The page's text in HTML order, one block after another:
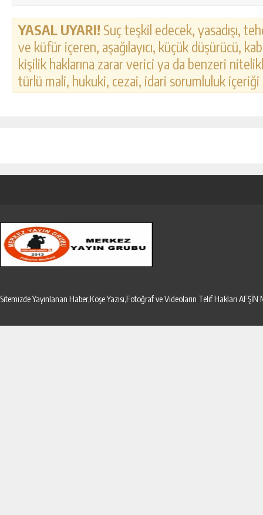
YASAL UYARI! Suç teşkil edecek, yasadışı,
ve küfür içeren, aşağılayıcı, küçük düşürücü,
kişilik haklarına zarar verici ya da benzeri
türlü mali, hukuki, cezai, idari sorumluluk
Sitemizde Yayınlanan Haber,Köşe Yazısı,Fotoğraf ve Videoların Telif Hakları